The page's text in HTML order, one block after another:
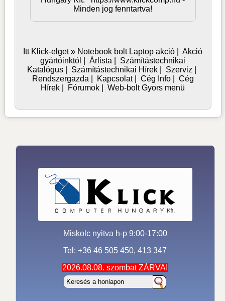
Minden jog fenntartva!
Itt Klick-elget » Notebook bolt Laptop akció |Akció
gyártóinktól
|Árlista
Számítástechnikai
Katalógus
Számítástechnikai Hírek Szerviz
Rendszergazda
Kapcsolat| Cég Info| Cég
Hírek
Fórumok |Web-bolt Gyors menü
Miskolc nyitva h-p 9:00-17:00
Tel: +36 46 505 450, 413 347
2026.08.08. szombat ZÁRVA!